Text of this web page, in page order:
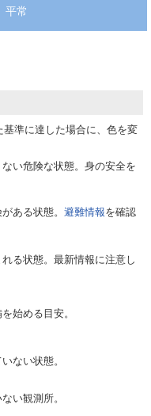
平常
準に達した場合に、色を変
い危険な状態。身の安全を
ある状態。 避難情報を確認
る状態。最新情報に注意し
始める目安。
ない状態。
い観測所。